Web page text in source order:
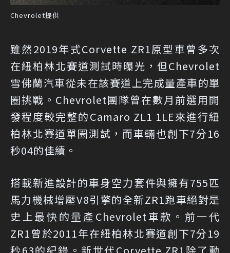
Chevrolet提供
雖然2019年式Corvette ZR1原型車曾多次
在紐柏林北賽道測試時曝光，但Chevrolet
雪佛蘭汽車從未在該賽道上完成量產車的單
圈挑戰。Chevrolet團隊曾在數月前選用開
發程度較完整的Camaro ZL1 1LE來進行紐
柏林北賽道單圈測試，而車輛也創下7分16
秒04的佳績。
搭載新進設計的車身空力套件與擁有755匹
馬力機械增壓V8引擎的全新ZR1跑車絕對是
史上最快的量產Chevrolet車款。前一代
ZR1曾於2011年在紐柏林北賽道創下7分19